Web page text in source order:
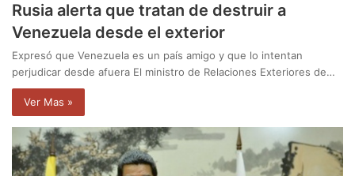
Rusia alerta que tratan de destruir a
Venezuela desde el exterior
Expresó que Venezuela es un país amigo y que lo intentan
perjudicar desde afuera El ministro de Relaciones Exteriores de…
Ver Mas »